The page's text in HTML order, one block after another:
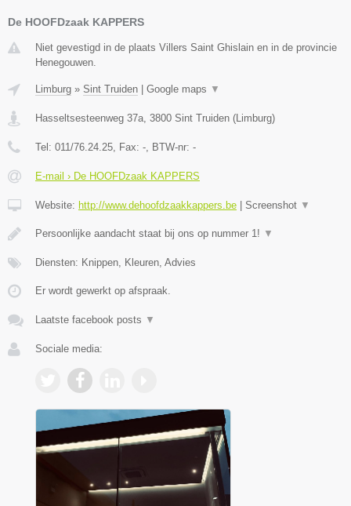
De HOOFDzaak KAPPERS
Niet gevestigd in de plaats Villers Saint Ghislain en in de provincie
Henegouwen.
Limburg » Sint Truiden Google maps ▼
Hasseltsesteenweg 37a, 3800 Sint Truiden (Limburg)
Tel: 011/76.24.25, Fax: -, BTW-nr: -
E-mail › De HOOFDzaak KAPPERS
Website: http://www.dehoofdzaakkappers.be Screenshot ▼
Persoonlijke aandacht staat bij ons op nummer 1! ▼
Diensten: Knippen, Kleuren, Advies
Er wordt gewerkt op afspraak.
Laatste facebook posts ▼
Sociale media: